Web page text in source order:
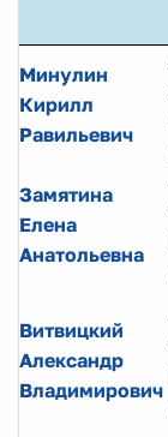
Минулин
Кирилл
Равильевич
Замятина
Елена
Анатольевна
Витвицкий
Александр
Владимирович